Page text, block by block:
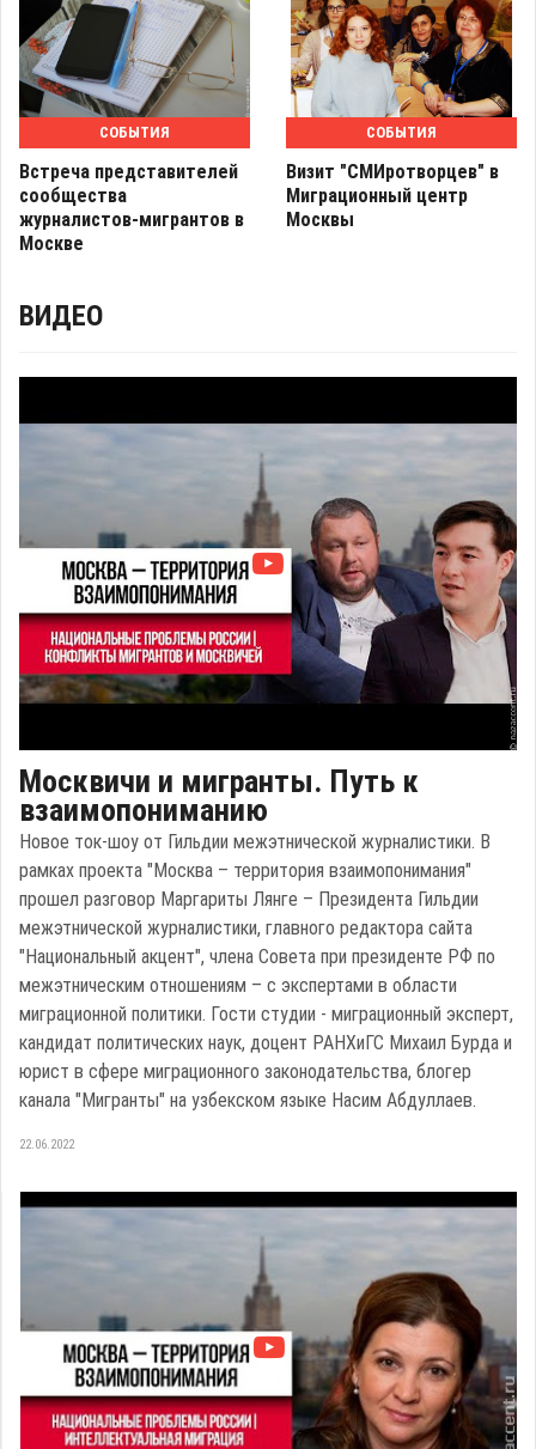
СОБЫТИЯ
Встреча представителей
сообщества
журналистов-мигрантов в
Москве
СОБЫТИЯ
Визит "СМИротворцев" в
Миграционный центр
Москвы
ВИДЕО
Москвичи и мигранты. Путь к
взаимопониманию
Новое ток-шоу от Гильдии межэтнической журналистики. В
рамках проекта "Москва – территория взаимопонимания"
прошел разговор Маргариты Лянге – Президента Гильдии
межэтнической журналистики, главного редактора сайта
"Национальный акцент", члена Совета при президенте РФ по
межэтническим отношениям – с экспертами в области
миграционной политики. Гости студии - миграционный эксперт,
кандидат политических наук, доцент РАНХиГС Михаил Бурда и
юрист в сфере миграционного законодательства, блогер
канала "Мигранты" на узбекском языке Насим Абдуллаев.
22.06.2022